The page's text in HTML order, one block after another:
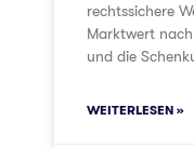
rechtssichere
Marktwert
und die
WEITERLESEN »